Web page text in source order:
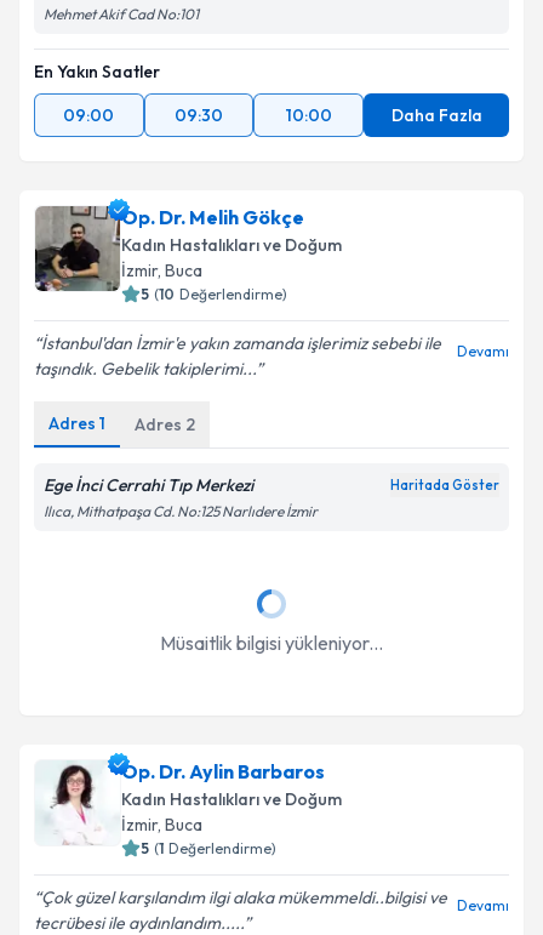
Mehmet Akif Cad No:101
En Yakın Saatler
09:00
09:30 10:00 Daha Fazla
Op. Dr. Melih Gökçe
Kadın Hastalıkları ve Doğum
İzmir, Buca
5 (10 Değerlendirme)
İstanbul'dan İzmir'e yakın zamanda işlerimiz sebebi ile
taşındık. Gebelik takiplerimi...
Devamı
Adres 1 Adres 2
Ege İnci Cerrahi Tıp Merkezi Haritada Göster
Ilıca, Mithatpaşa Cd. No:125 Narlıdere İzmir
Müsaitlik bilgisi yükleniyor...
Op. Dr. Aylin Barbaros
Kadın Hastalıkları ve Doğum
İzmir, Buca
5 (1 Değerlendirme)
Çok güzel karşılandım ilgi alaka mükemmeldi..bilgisi ve
tecrübesi ile aydınlandım.....
Devamı